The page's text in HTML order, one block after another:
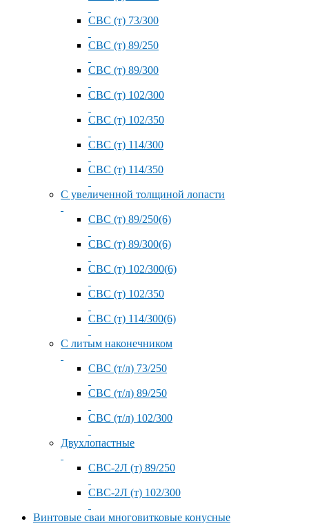
СВС (т) 73/300
СВС (т) 89/250
СВС (т) 89/300
СВС (т) 102/300
СВС (т) 102/350
СВС (т) 114/300
СВС (т) 114/350
С увеличенной толщиной лопасти
СВС (т) 89/250(6)
СВС (т) 89/300(6)
СВС (т) 102/300(6)
СВС (т) 102/350
СВС (т) 114/300(6)
С литым наконечником
СВС (т/л) 73/250
СВС (т/л) 89/250
СВС (т/л) 102/300
Двухлопастные
СВС-2Л (т) 89/250
СВС-2Л (т) 102/300
Винтовые сваи многовитковые конусные